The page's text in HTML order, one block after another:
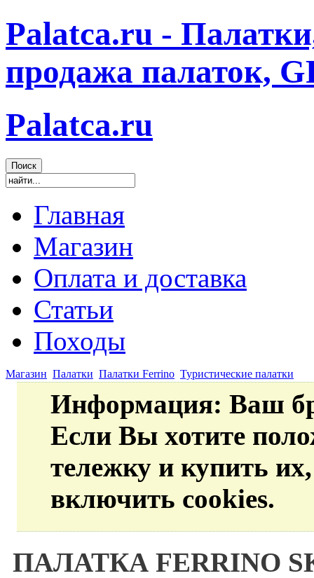
Palatca.ru -
продажа палаток,
Palatca.ru
Главная
Магазин
Оплата и доставка
Статьи
Походы
Магазин Палатки Палатки Ferrino Туристические палатки
Информация: Ваш
Если Вы хотите
тележку и купить
включить cookies.
ПАЛАТКА FERRINO